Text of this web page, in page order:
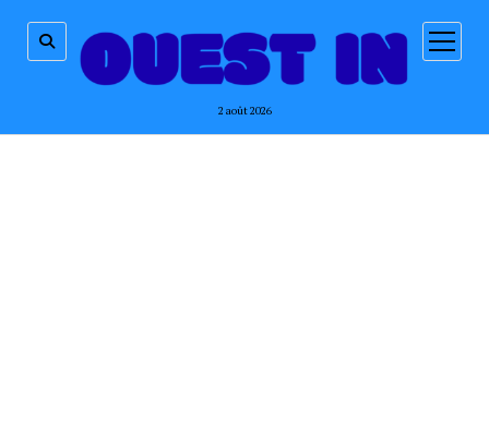
2 août 2026
ouvrir
menu